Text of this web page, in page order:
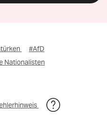
#AfD
Nationalisten